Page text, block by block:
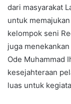
dari masyarakat
untuk
kelompok seni
juga
Ode Muhammad
kesejahteraan
luas untuk